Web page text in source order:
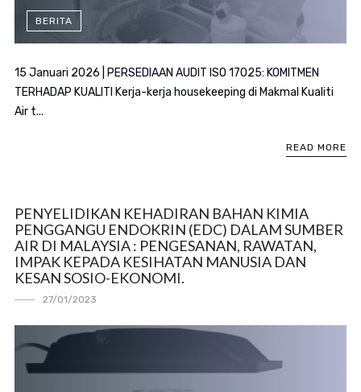
BERITA
15 Januari 2026 | PERSEDIAAN AUDIT ISO 17025: KOMITMEN
TERHADAP KUALITI Kerja-kerja housekeeping di Makmal Kualiti
Air t...
READ MORE
PENYELIDIKAN KEHADIRAN BAHAN KIMIA
PENGGANGU ENDOKRIN (EDC) DALAM SUMBER
AIR DI MALAYSIA : PENGESANAN, RAWATAN,
IMPAK KEPADA KESIHATAN MANUSIA DAN
KESAN SOSIO-EKONOMI.
27/01/2023